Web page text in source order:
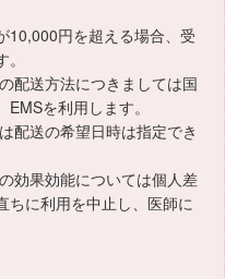
10,000円を超える場合、受
配送方法につきましては国
を利用します。
配送の希望日時は指定でき
効果効能については個人差
ちに利用を中止し、医師に